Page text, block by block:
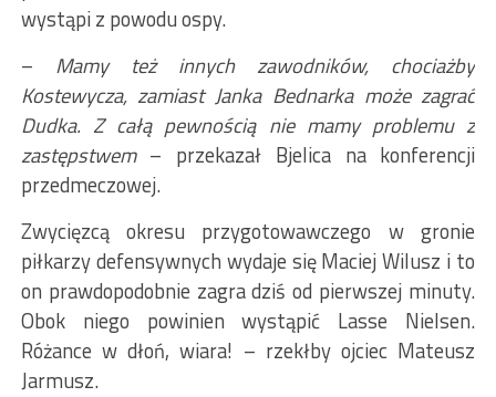
wystąpi z powodu ospy.
– Mamy też innych zawodników, chociażby
Kostewycza, zamiast Janka Bednarka może zagrać
Dudka. Z całą pewnością nie mamy problemu z
zastępstwem– przekazał Bjelica na konferencji
przedmeczowej.
Zwycięzcą okresu przygotowawczego w gronie
piłkarzy defensywnych wydaje się Maciej Wilusz i to
on prawdopodobnie zagra dziś od pierwszej minuty.
Obok niego powinien wystąpić Lasse Nielsen.
Różance w dłoń, wiara! – rzekłby ojciec Mateusz
Jarmusz.